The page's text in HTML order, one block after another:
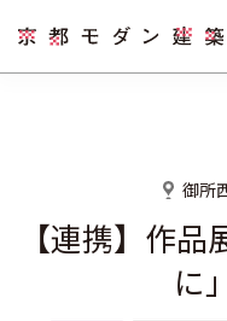
御所
【連携】作
に